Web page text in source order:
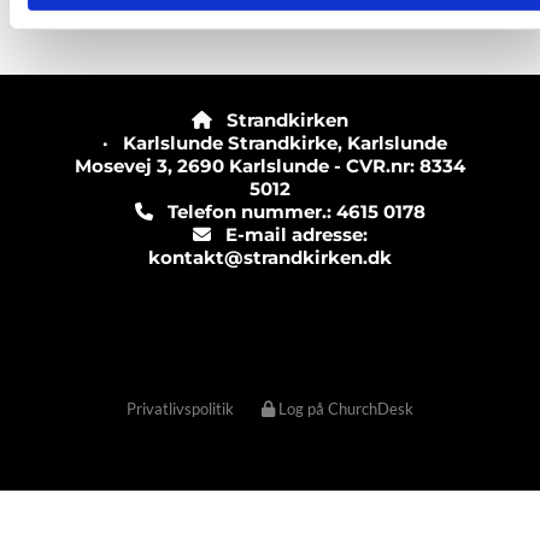

Strandkirken
· Karlslunde Strandkirke, Karlslunde
Mosevej 3, 2690 Karlslunde - CVR.nr: 8334
5012
Telefon nummer.: 4615 0178
E-mail adresse:
kontakt@strandkirken.dk
Privatlivspolitik Log på ChurchDesk